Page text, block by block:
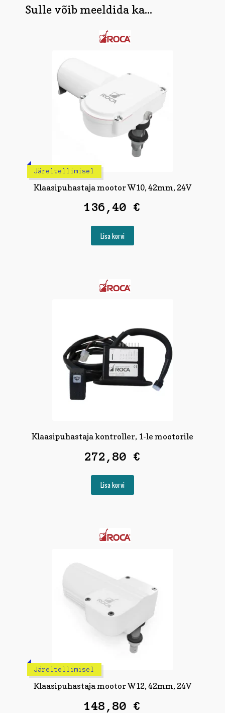
Sulle võib meeldida ka...
Järeltellimisel
Klaasipuhastaja mootor W10, 42mm, 24V
136,40 €
Lisa korvi
Klaasipuhastaja kontroller, 1-le mootorile
272,80 €
Lisa korvi
Järeltellimisel
Klaasipuhastaja mootor W12, 42mm, 24V
148,80 €